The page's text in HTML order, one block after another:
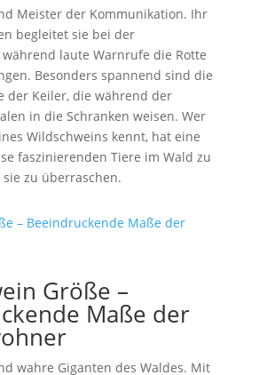
Meister der Kommunikation. Ihr
begleitet sie bei der
laute Warnrufe die Rotte
Besonders spannend sind die
der Keiler, die während der
in die Schranken weisen. Wer
Wildschweins kennt, hat eine
faszinierenden Tiere im Wald zu
zu überraschen.
Größe –
Maße der
wahre Giganten des Waldes. Mit